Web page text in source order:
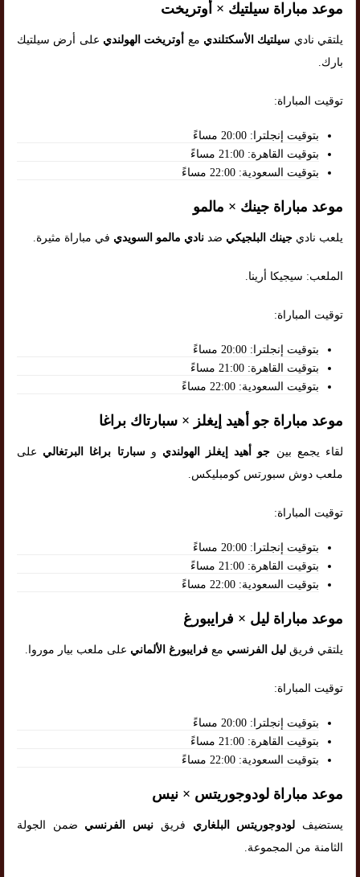
موعد مباراة سيلتيك × أوتريخت
يلتقي نادي سيلتيك الأسكتلندي مع أوتريخت الهولندي على أرض سيلتيك
بارك.
توقيت المباراة:
بتوقيت إنجلترا: 20:00 مساءً
بتوقيت القاهرة: 21:00 مساءً
بتوقيت السعودية: 22:00 مساءً
موعد مباراة جينك × مالمو
يلعب نادي جينك البلجيكي ضد نادي مالمو السويدي في مباراة مثيرة.
الملعب: سيجيكا أرينا.
توقيت المباراة:
بتوقيت إنجلترا: 20:00 مساءً
بتوقيت القاهرة: 21:00 مساءً
بتوقيت السعودية: 22:00 مساءً
موعد مباراة جو أهيد إيغلز × سبارتاك براغا
لقاء يجمع بين جو أهيد إيغلز الهولندي وسبارتا براغا البرتغالي على
ملعب دوش سبورتس كومبليكس.
توقيت المباراة:
بتوقيت إنجلترا: 20:00 مساءً
بتوقيت القاهرة: 21:00 مساءً
بتوقيت السعودية: 22:00 مساءً
موعد مباراة ليل × فرايبورغ
يلتقي فريق ليل الفرنسي مع فرايبورغ الألماني على ملعب بيار موروا.
توقيت المباراة:
بتوقيت إنجلترا: 20:00 مساءً
بتوقيت القاهرة: 21:00 مساءً
بتوقيت السعودية: 22:00 مساءً
موعد مباراة لودوجوريتس × نيس
يستضيف لودوجوريتس البلغاري فريق نيس الفرنسي ضمن الجولة
الثامنة من المجموعة.